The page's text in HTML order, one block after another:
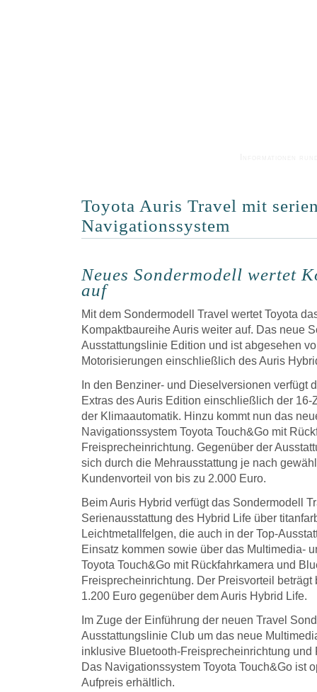
Toyota Auris Travel mit
Navigationssystem
Neues Sondermodell wertet
auf
Mit dem Sondermodell Travel wertet Toyota
Kompaktbaureihe Auris weiter auf. Das neue
Ausstattungslinie Edition und ist abgesehen
Motorisierungen einschließlich des Auris
In den Benziner- und Dieselversionen verfügt
Extras des Auris Edition einschließlich der
der Klimaautomatik. Hinzu kommt nun das
Navigationssystem Toyota Touch&Go mit
Freisprecheinrichtung. Gegenüber der
sich durch die Mehrausstattung je nach
Kundenvorteil von bis zu 2.000 Euro.
Beim Auris Hybrid verfügt das Sondermodell
Serienausstattung des Hybrid Life über
Leichtmetallfelgen, die auch in der Top-
Einsatz kommen sowie über das Multimedia-
Toyota Touch&Go mit Rückfahrkamera und
Freisprecheinrichtung. Der Preisvorteil beträgt
1.200 Euro gegenüber dem Auris Hybrid Life.
Im Zuge der Einführung der neuen Travel
Ausstattungslinie Club um das neue
inklusive Bluetooth-Freisprecheinrichtung und
Das Navigationssystem Toyota Touch&Go ist
Aufpreis erhältlich.